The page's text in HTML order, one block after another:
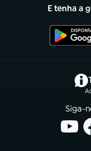
E tenha a
Siga-